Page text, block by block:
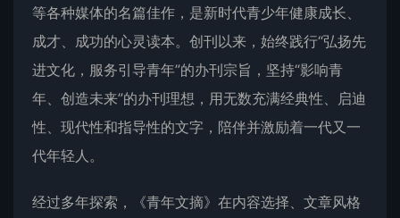
等各种媒体的名篇佳作，是新时代青少年健康成长、
成才、成功的心灵读本。创刊以来，始终践行“弘扬先
进文化，服务引导青年”的办刊宗旨，坚持“影响青
年、创造未来”的办刊理想，用无数充满经典性、启迪
性、现代性和指导性的文字，陪伴并激励着一代又一
代年轻人。
经过多年探索，《青年文摘》在内容选择、文章风格